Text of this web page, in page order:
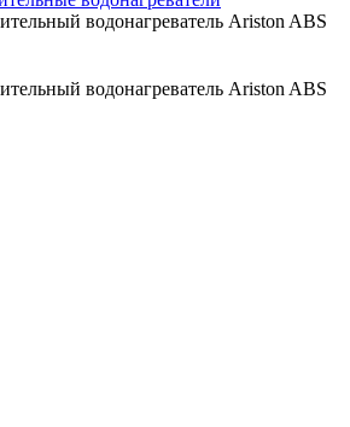
водонагреватель Ariston ABS
водонагреватель Ariston ABS